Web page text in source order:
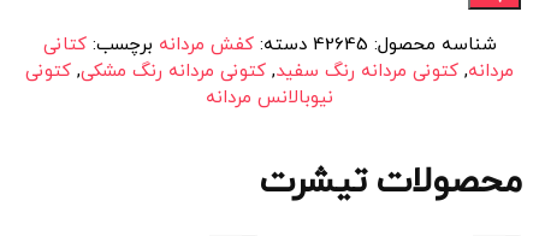
شناسه محصول: 42645 دسته:کفش مردانه برچسب:کتانی
مردانه, کتونی مردانه رنگ سفید, کتونی مردانه رنگ مشکی, کتونی
نیوبالانس مردانه
محصولات تیشرت